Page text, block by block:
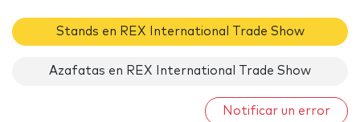
Stands en REX International Trade Show
Azafatas en REX International Trade Show
Notificar un error